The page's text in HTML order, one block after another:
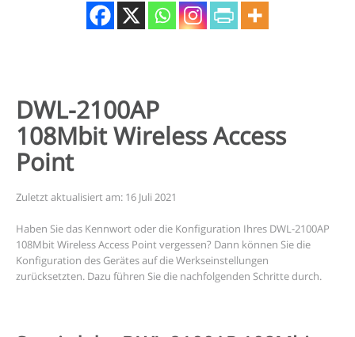
DWL-2100AP
108Mbit Wireless Access
Point
Zuletzt aktualisiert am: 16 Juli 2021
Haben Sie das Kennwort oder die Konfiguration Ihres DWL-2100AP
108Mbit Wireless Access Point vergessen? Dann können Sie die
Konfiguration des Gerätes auf die Werkseinstellungen
zurücksetzten. Dazu führen Sie die nachfolgenden Schritte durch.